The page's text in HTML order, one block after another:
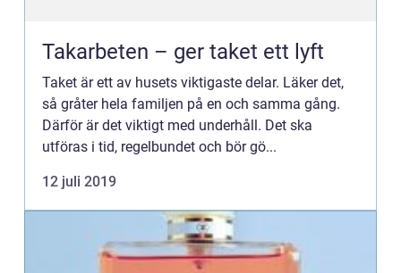
Takarbeten – ger taket ett lyft
Taket är ett av husets viktigaste delar. Läker det,
så gråter hela familjen på en och samma gång.
Därför är det viktigt med underhåll. Det ska
utföras i tid, regelbundet och bör gö...
12 juli 2019